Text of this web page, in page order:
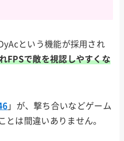
という機能が採用され
FPSで敵を視認しやすくな
」が、撃ち合いなどゲーム
とは間違いありません。